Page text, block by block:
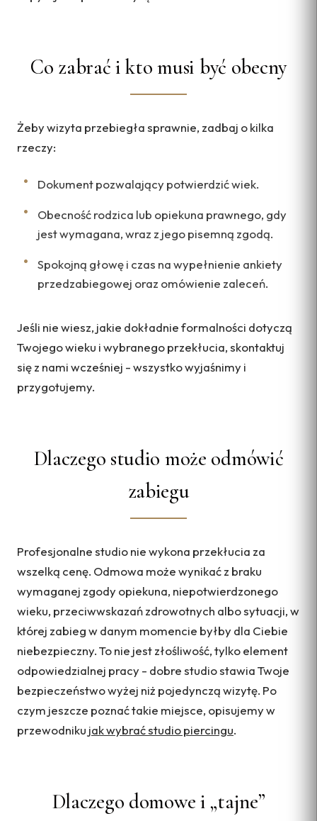
Co zabrać i kto musi być obecny
Żeby wizyta przebiegła sprawnie, zadbaj o kilka
rzeczy:
Dokument pozwalający potwierdzić wiek.
Obecność rodzica lub opiekuna prawnego, gdy
jest wymagana, wraz z jego pisemną zgodą.
Spokojną głowę i czas na wypełnienie ankiety
przedzabiegowej oraz omówienie zaleceń.
Jeśli nie wiesz, jakie dokładnie formalności dotyczą
Twojego wieku i wybranego przekłucia, skontaktuj
się z nami wcześniej - wszystko wyjaśnimy i
przygotujemy.
Dlaczego studio może odmówić
zabiegu
Profesjonalne studio nie wykona przekłucia za
wszelką cenę. Odmowa może wynikać z braku
wymaganej zgody opiekuna, niepotwierdzonego
wieku, przeciwwskazań zdrowotnych albo sytuacji, w
której zabieg w danym momencie byłby dla Ciebie
niebezpieczny. To nie jest złośliwość, tylko element
odpowiedzialnej pracy - dobre studio stawia Twoje
bezpieczeństwo wyżej niż pojedynczą wizytę. Po
czym jeszcze poznać takie miejsce, opisujemy w
przewodniku jak wybrać studio piercingu.
Dlaczego domowe i „tajne”